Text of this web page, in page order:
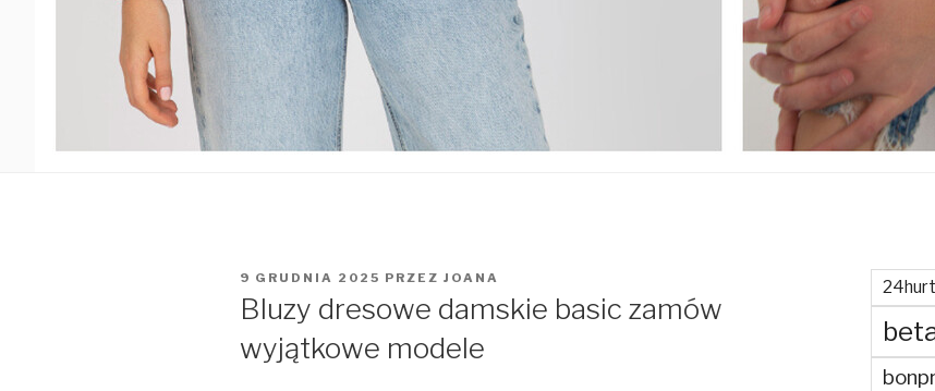
OPUBLIKOWANE
9 GRUDNIA 2025 PRZEZ JOANA
Bluzy dresowe damskie basic zamów
wyjątkowe modele
24hurt